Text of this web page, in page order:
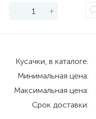
- +
Кусачки, в каталоге:
Минимальная цена:
Максимальная цена:
Срок доставки: